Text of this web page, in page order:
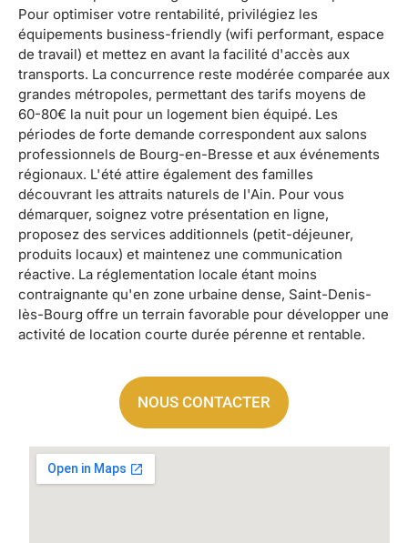
Pour optimiser votre rentabilité, privilégiez les
équipements business-friendly (wifi performant, espace
de travail) et mettez en avant la facilité d'accès aux
transports. La concurrence reste modérée comparée aux
grandes métropoles, permettant des tarifs moyens de
60-80€ la nuit pour un logement bien équipé. Les
périodes de forte demande correspondent aux salons
professionnels de Bourg-en-Bresse et aux événements
régionaux. L'été attire également des familles
découvrant les attraits naturels de l'Ain. Pour vous
démarquer, soignez votre présentation en ligne,
proposez des services additionnels (petit-déjeuner,
produits locaux) et maintenez une communication
réactive. La réglementation locale étant moins
contraignante qu'en zone urbaine dense, Saint-Denis-
lès-Bourg offre un terrain favorable pour développer une
activité de location courte durée pérenne et rentable.
NOUS CONTACTER